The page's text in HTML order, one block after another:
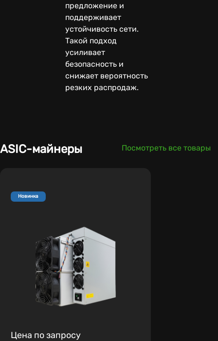
предложение и
поддерживает
устойчивость сети.
Такой подход
усиливает
безопасность и
снижает вероятность
резких распродаж.
ASIC-майнеры Посмотреть все товары
Новинка
Цена по запросу